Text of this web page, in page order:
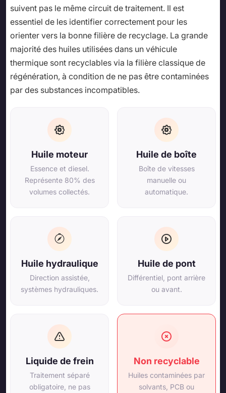
suivent pas le même circuit de traitement. Il est
essentiel de les identifier correctement pour les
orienter vers la bonne filière de recyclage. La grande
majorité des huiles utilisées dans un véhicule
thermique sont recyclables via la filière classique de
régénération, à condition de ne pas être contaminées
par des substances incompatibles.
Huile moteur
Essence et diesel.
Représente 80% des
volumes collectés.
Huile de boîte
Boîte de vitesses
manuelle ou
automatique.
Huile hydraulique
Direction assistée,
systèmes hydrauliques.
Huile de pont
Différentiel, pont arrière
ou avant.
Liquide de frein
Traitement séparé
obligatoire, ne pas
Non recyclable
Huiles contaminées par
solvants, PCB ou